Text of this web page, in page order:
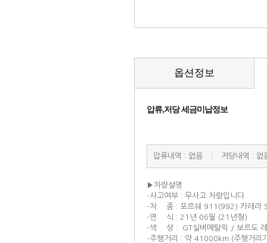
옵션정보
압류,저당 세금미납정보
압류내역 : 없음 저당내역 : 없
▶차량설명
-사고여부 : 무사고 차량입니다.
-차 종 : 포르쉐 911(992) 카레라 S
-연 식 : 21년 06월 (21년형)
-색 상 : GT실버메탈릭 / 보르도
-주행거리 : 약 41000km (주행거리